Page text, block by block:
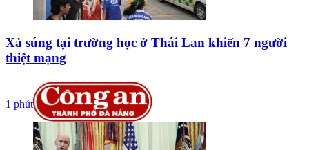
Xả súng tại trường học ở Thái Lan khiến 7 người
thiệt mạng
1 phút